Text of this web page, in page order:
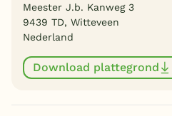
Meester J.b. Kanweg 3
9439 TD, Witteveen
Nederland
Download plattegrond